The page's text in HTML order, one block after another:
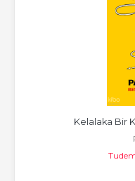
Kelalaka Bir